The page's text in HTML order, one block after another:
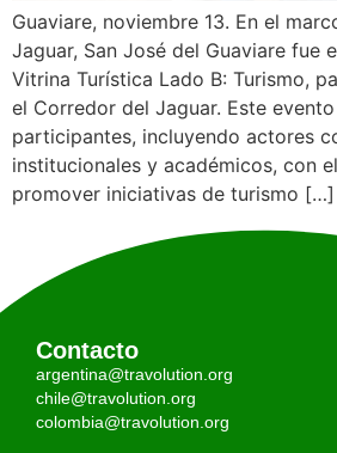
Guaviare, noviembre 13. En el
Jaguar, San José del Guaviare fue
Vitrina Turística Lado B: Turismo,
el Corredor del Jaguar. Este
participantes, incluyendo actores
institucionales y académicos, con
promover iniciativas de turismo […]
Contacto
argentina@travolution.org
chile@travolution.org
colombia@travolution.org